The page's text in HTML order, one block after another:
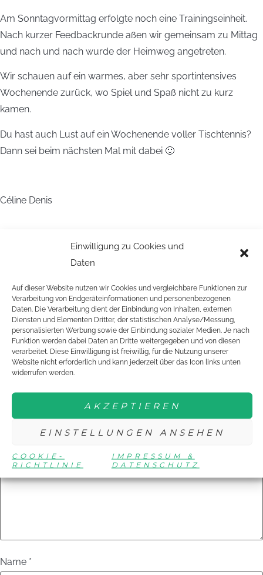
Einwilligung zu Cookies und
Daten
Auf dieser Website nutzen wir Cookies und vergleichbare Funktionen zur
Verarbeitung von Endgeräteinformationen und personenbezogenen
Daten. Die Verarbeitung dient der Einbindung von Inhalten, externen
Diensten und Elementen Dritter, der statistischen Analyse/Messung,
personalisierten Werbung sowie der Einbindung sozialer Medien. Je nach
Funktion werden dabei Daten an Dritte weitergegeben und von diesen
verarbeitet. Diese Einwilligung ist freiwillig, für die Nutzung unserer
Website nicht erforderlich und kann jederzeit über das Icon links unten
widerrufen werden.
AKZEPTIEREN
EINSTELLUNGEN ANSEHEN
COOKIE-
RICHTLINIE
IMPRESSUM &
DATENSCHUTZ
Am Sonntagvormittag erfolgte noch eine Trainingseinheit.
Nach kurzer Feedbackrunde aßen wir gemeinsam zu Mittag
und nach und nach wurde der Heimweg angetreten.
Wir schauen auf ein warmes, aber sehr sportintensives
Wochenende zurück, wo Spiel und Spaß nicht zu kurz
kamen.
Du hast auch Lust auf ein Wochenende voller Tischtennis?
Dann sei beim nächsten Mal mit dabei 🙂
Céline Denis
[/vc_column_text][/vc_column][/vc_row][vc_row
bg_color=““][vc_column width=“1/1″][vc_gallery interval=“3″
images=“9407,9406,9405,9408″ img_size=“large“]
[/vc_column][/vc_row]
SCHREIBE EINEN
KOMMENTAR
Deine E-Mail-Adresse wird nicht veröffentlicht. Erforderliche
markiert
Kommentar *
Name *